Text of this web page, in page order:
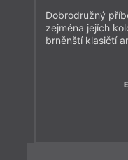
Dobrodružný
zejména jejích
brněnští klasičtí